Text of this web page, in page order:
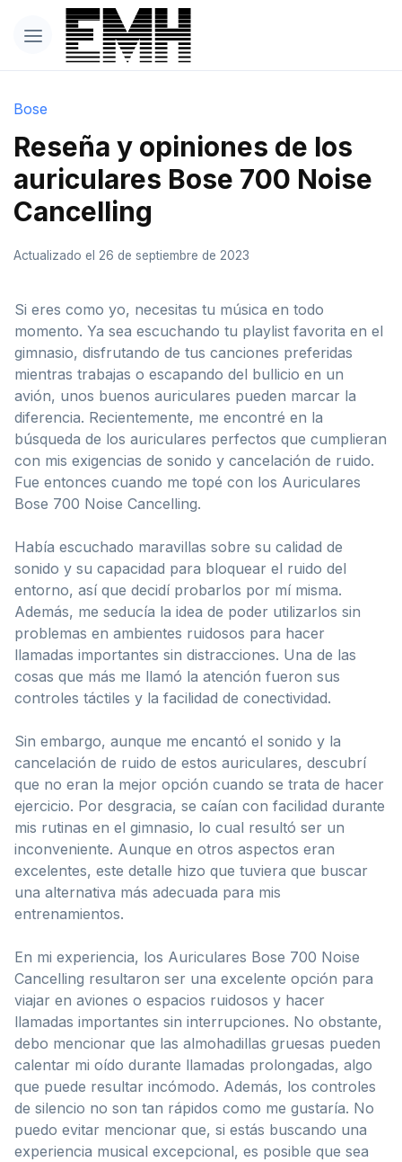
Bose
Reseña y opiniones de los
auriculares Bose 700 Noise
Cancelling
Actualizado el 26 de septiembre de 2023
Si eres como yo, necesitas tu música en todo
momento. Ya sea escuchando tu playlist favorita en el
gimnasio, disfrutando de tus canciones preferidas
mientras trabajas o escapando del bullicio en un
avión, unos buenos auriculares pueden marcar la
diferencia. Recientemente, me encontré en la
búsqueda de los auriculares perfectos que cumplieran
con mis exigencias de sonido y cancelación de ruido.
Fue entonces cuando me topé con los Auriculares
Bose 700 Noise Cancelling.
Había escuchado maravillas sobre su calidad de
sonido y su capacidad para bloquear el ruido del
entorno, así que decidí probarlos por mí misma.
Además, me seducía la idea de poder utilizarlos sin
problemas en ambientes ruidosos para hacer
llamadas importantes sin distracciones. Una de las
cosas que más me llamó la atención fueron sus
controles táctiles y la facilidad de conectividad.
Sin embargo, aunque me encantó el sonido y la
cancelación de ruido de estos auriculares, descubrí
que no eran la mejor opción cuando se trata de hacer
ejercicio. Por desgracia, se caían con facilidad durante
mis rutinas en el gimnasio, lo cual resultó ser un
inconveniente. Aunque en otros aspectos eran
excelentes, este detalle hizo que tuviera que buscar
una alternativa más adecuada para mis
entrenamientos.
En mi experiencia, los Auriculares Bose 700 Noise
Cancelling resultaron ser una excelente opción para
viajar en aviones o espacios ruidosos y hacer
llamadas importantes sin interrupciones. No obstante,
debo mencionar que las almohadillas gruesas pueden
calentar mi oído durante llamadas prolongadas, algo
que puede resultar incómodo. Además, los controles
de silencio no son tan rápidos como me gustaría. No
puedo evitar mencionar que, si estás buscando una
experiencia musical excepcional, es posible que sea